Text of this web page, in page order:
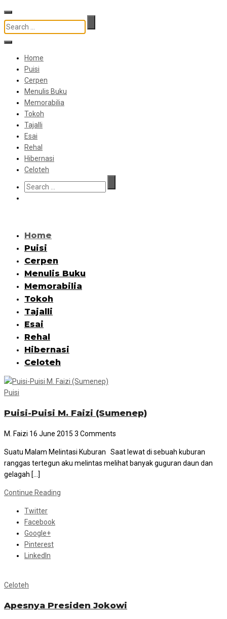
Home
Puisi
Cerpen
Menulis Buku
Memorabilia
Tokoh
Tajalli
Esai
Rehal
Hibernasi
Celoteh
Home
Puisi
Cerpen
Menulis Buku
Memorabilia
Tokoh
Tajalli
Esai
Rehal
Hibernasi
Celoteh
Puisi
Puisi-Puisi M. Faizi (Sumenep)
M. Faizi 16 June 2015 3 Comments
Suatu Malam Melintasi Kuburan Saat lewat di sebuah kuburan
ranggas tertegun aku melintas melihat banyak guguran daun dan
gelagah […]
Continue Reading
Twitter
Facebook
Google+
Pinterest
LinkedIn
Celoteh
Apesnya Presiden Jokowi